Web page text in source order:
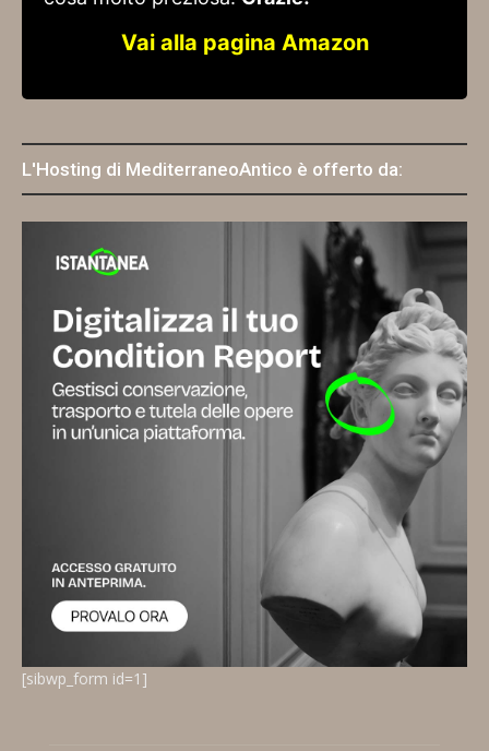
Vai alla pagina Amazon
L'Hosting di MediterraneoAntico è offerto da:
[sibwp_form id=1]